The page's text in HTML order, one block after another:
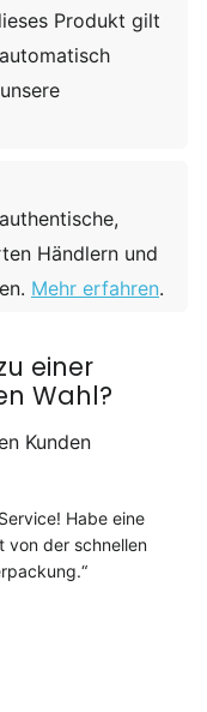
Produkt gilt
Händlern und
Mehr erfahren.
einer
Wahl?
Kunden
Habe eine
von der schnellen